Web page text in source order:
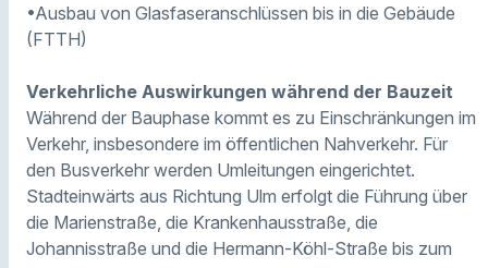
•Ausbau von Glasfaseranschlüssen bis in die Gebäude
(FTTH)
Verkehrliche Auswirkungen während der Bauzeit
Während der Bauphase kommt es zu Einschränkungen im
Verkehr, insbesondere im öffentlichen Nahverkehr. Für
den Busverkehr werden Umleitungen eingerichtet.
Stadteinwärts aus Richtung Ulm erfolgt die Führung über
die Marienstraße, die Krankenhausstraße, die
Johannisstraße und die Hermann-Köhl-Straße bis zum